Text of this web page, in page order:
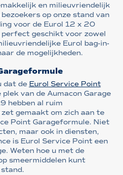
en milieuvriendelijk
op onze stand van
voor de Eurol 12 x 20
geschikt voor zowel
Eurol bag-in-
de mogelijkheden.
dat de Eurol Service Point
plek van de Aumacon Garage
hebben al ruim
gemaakt om zich aan te
Point Garageformule. Niet
maar ook in diensten,
is Eurol Service Point een
Weten hoe u met de
smeermiddelen kunt